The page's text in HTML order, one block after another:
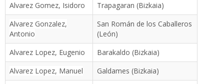
Alvarez Gomez, Isidoro
Trapagaran (Bizkaia)
Alvarez Gonzalez,
Antonio
San Román de los Caballeros
(León)
Alvarez Lopez, Eugenio
Barakaldo (Bizkaia)
Alvarez Lopez, Manuel
Galdames (Bizkaia)